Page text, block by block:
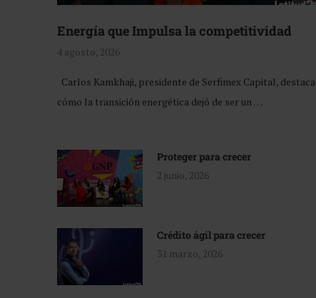
Energía que Impulsa la competitividad
4 agosto, 2026
Carlos Kamkhaji, presidente de Serfimex Capital, destaca
cómo la transición energética dejó de ser un …
Proteger para crecer
2 junio, 2026
Crédito ágil para crecer
31 marzo, 2026